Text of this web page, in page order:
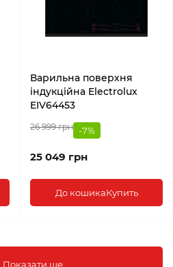
Варильна поверхня
індукційна Electrolux
EIV64453
26 999 грн -7%
25 049 грн
До кошикаКупить
Показати ще